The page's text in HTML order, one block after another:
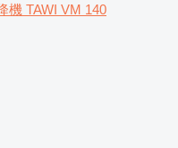
機 TAWI VM 140